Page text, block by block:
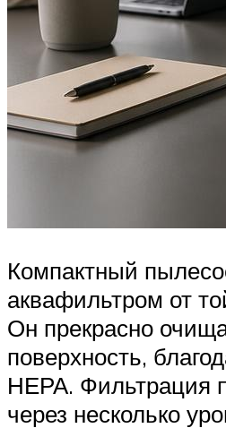
Компактный
аквафильтром от
Он прекрасно
поверхность,
НЕРА. Фильтрация
через несколько